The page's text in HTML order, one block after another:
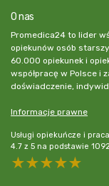
O nas
Promedica24 to lider
opiekunów osób
60.000 opiekunek i
współpracę w Polsce i
doświadczenie,
Informacje prawne
Usługi opiekuńcze i
4.7 z 5 na podstawie
5 stars
4 stars
3 stars
2 stars